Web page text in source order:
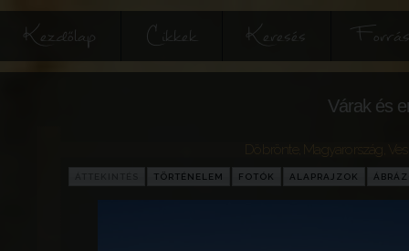
Kezdőlap Cikkek Keresés
Várak és
Döbrönte Magyarország
TÖRTÉNELEM FOTÓK ALAPRAJZOK